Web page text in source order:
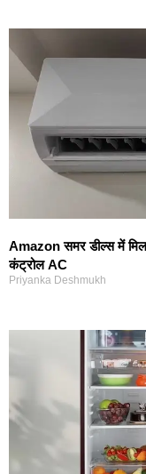
Amazon समर डील्स में
कंट्रोल AC
Priyanka Deshmukh